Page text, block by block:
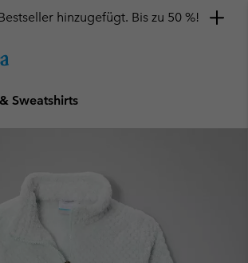
hinzugefügt. Bis zu 50 %!
Sweatshirts